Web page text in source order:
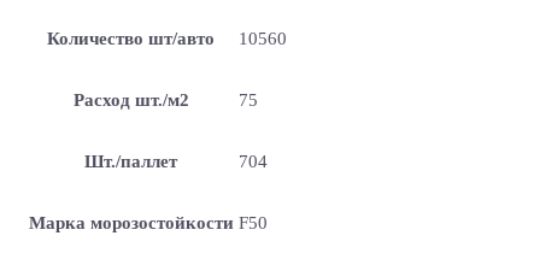
Количество шт/авто 10560
Расход шт./м2 75
Шт./паллет 704
Марка морозостойкости F50